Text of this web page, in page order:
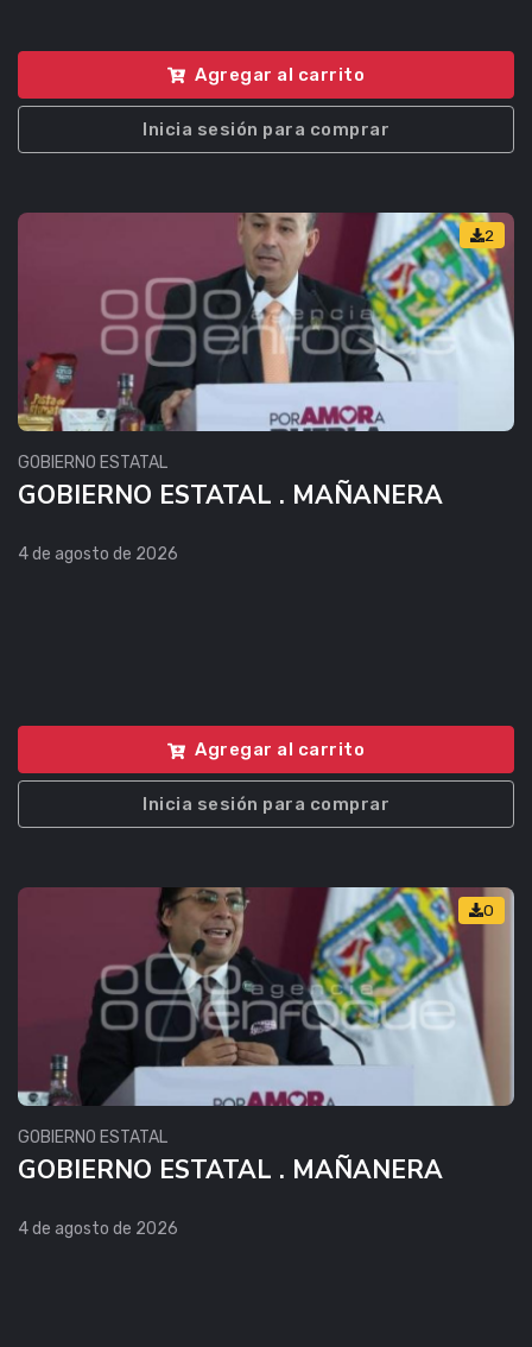
Agregar al carrito
Inicia sesión para comprar
2
GOBIERNO ESTATAL
GOBIERNO ESTATAL . MAÑANERA
4 de agosto de 2026
Agregar al carrito
Inicia sesión para comprar
0
GOBIERNO ESTATAL
GOBIERNO ESTATAL . MAÑANERA
4 de agosto de 2026